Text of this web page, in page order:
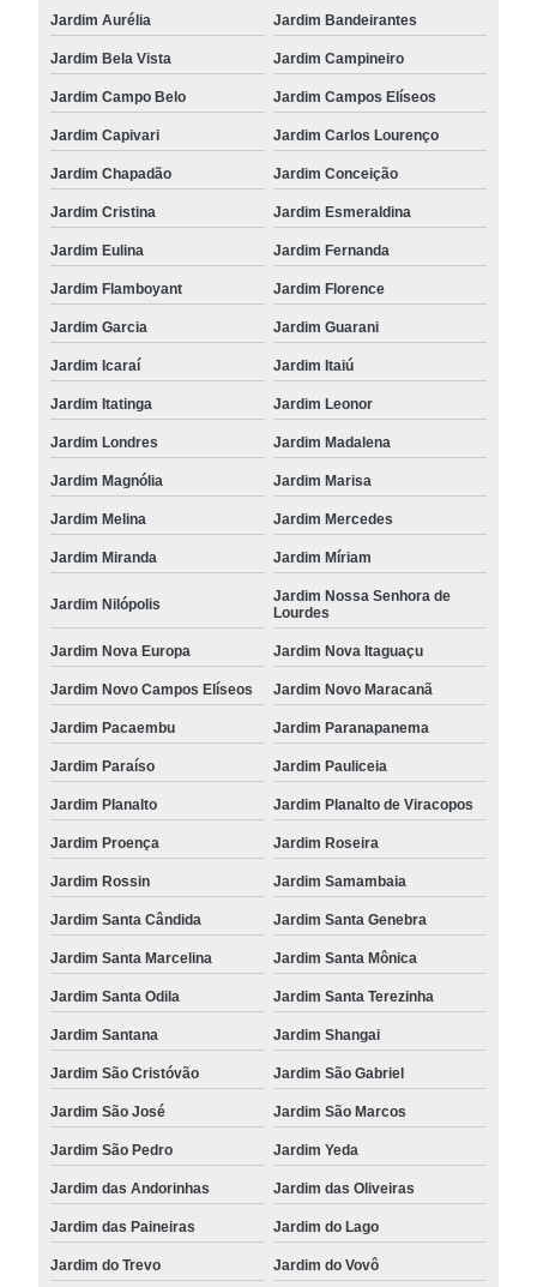
Jardim Aurélia Jardim Bandeirantes
Jardim Bela Vista Jardim Campineiro
Jardim Campo Belo Jardim Campos Elíseos
Jardim Capivari Jardim Carlos Lourenço
Jardim Chapadão Jardim Conceição
Jardim Cristina Jardim Esmeraldina
Jardim Eulina Jardim Fernanda
Jardim Flamboyant Jardim Florence
Jardim Garcia Jardim Guarani
Jardim Icaraí Jardim Itaiú
Jardim Itatinga Jardim Leonor
Jardim Londres Jardim Madalena
Jardim Magnólia Jardim Marisa
Jardim Melina Jardim Mercedes
Jardim Miranda Jardim Míriam
Jardim Nilópolis
Jardim Nossa Senhora de
Lourdes
Jardim Nova Europa Jardim Nova Itaguaçu
Jardim Novo Campos Elíseos Jardim Novo Maracanã
Jardim Pacaembu Jardim Paranapanema
Jardim Paraíso Jardim Pauliceia
Jardim Planalto Jardim Planalto de Viracopos
Jardim Proença Jardim Roseira
Jardim Rossin Jardim Samambaia
Jardim Santa Cândida Jardim Santa Genebra
Jardim Santa Marcelina Jardim Santa Mônica
Jardim Santa Odila Jardim Santa Terezinha
Jardim Santana Jardim Shangai
Jardim São Cristóvão Jardim São Gabriel
Jardim São José Jardim São Marcos
Jardim São Pedro Jardim Yeda
Jardim das Andorinhas Jardim das Oliveiras
Jardim das Paineiras Jardim do Lago
Jardim do Trevo Jardim do Vovô